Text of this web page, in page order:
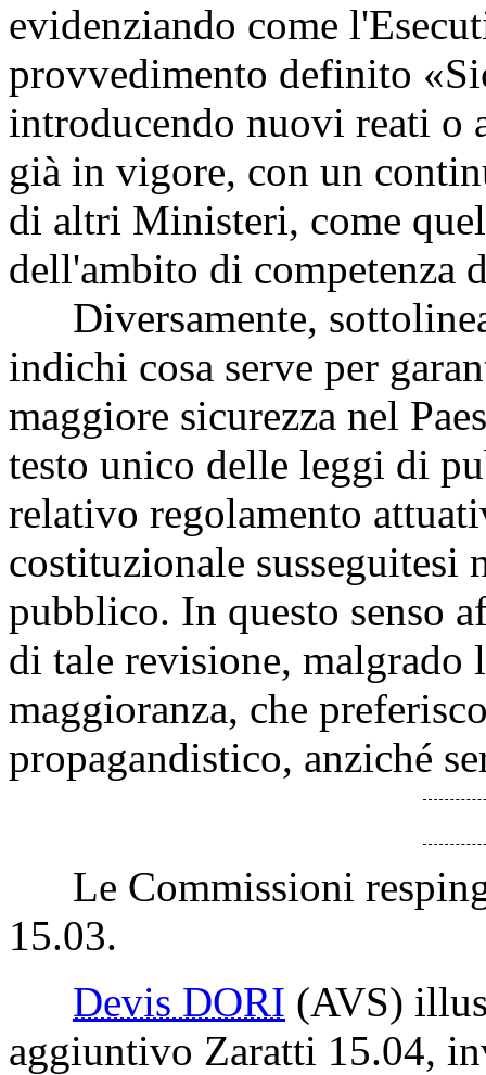
evidenziando come
provvedimento definito
introducendo nuovi reati o
già in vigore, con un
di altri Ministeri, come
dell'ambito di competenza
Diversamente, sottolinea
indichi cosa serve per
maggiore sicurezza nel
testo unico delle leggi di
relativo regolamento
costituzionale susseguitesi
pubblico. In questo senso
di tale revisione, malgrado
maggioranza, che
propagandistico, anziché
Le Commissioni
15.03.
Devis DORI (AVS)
aggiuntivo Zaratti 15.04,